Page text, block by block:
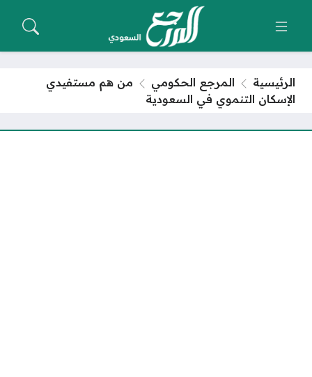
الرئيسية المرجع الحكومي
من هم مستفيدي
الإسكان التنموي في السعودية